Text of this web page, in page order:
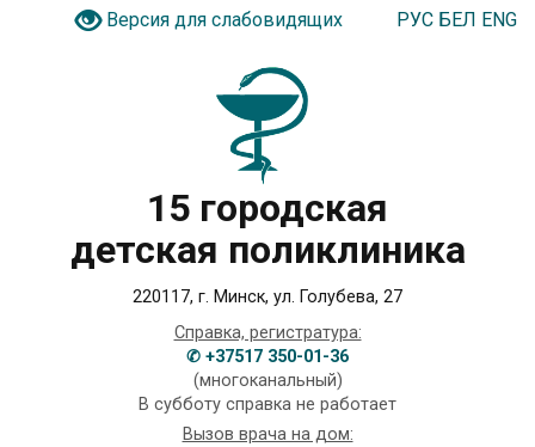
Версия для слабовидящих РУС БЕЛ ENG
15 городская
детская поликлиника
220117, г. Минск, ул. Голубева, 27
Справка, регистратура:
✆ +37517 350-01-36
(многоканальный)
В субботу справка не работает
Вызов врача на дом: